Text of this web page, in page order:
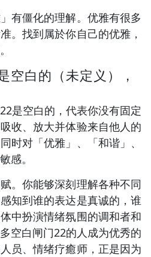
有僵化的理解。优雅有很多
。找到属於你自己的优雅，
空白的（未定义），
是空白的，代表你没有固定
收、放大并体验来自他人的
时对「优雅」、「和谐」、
感。
。你能够深刻理解各种不同
知到谁的表达是真诚的，谁
中扮演情绪氛围的调和者和
空白闸门22的人成为优秀的
员、情绪疗癒师，正是因为